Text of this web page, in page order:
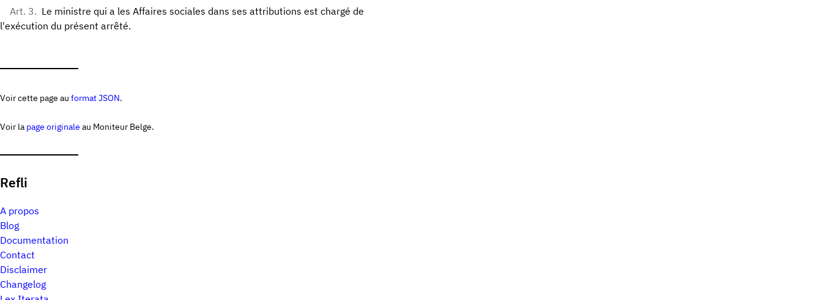
Art. 3. Le ministre qui a les Affaires sociales dans ses attributions est chargé de
l'exécution du présent arrêté.
Voir cette page au format JSON.
Voir la page originale au Moniteur Belge.
Refli
A propos
Blog
Documentation
Contact
Disclaimer
Changelog